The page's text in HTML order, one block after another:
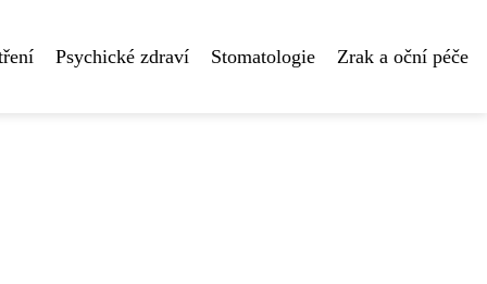
Psychické zdraví Stomatologie Zrak a oční péče